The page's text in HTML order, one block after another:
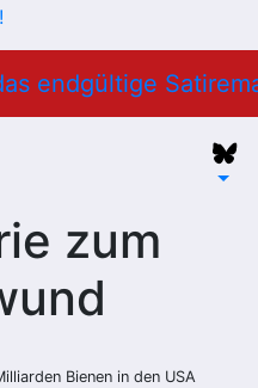
zum
Bienen in den USA